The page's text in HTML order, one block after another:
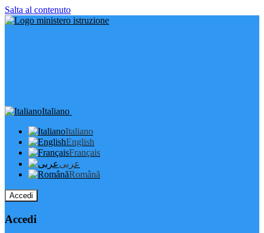
Salta al contenuto
Italiano
Italiano
English
Français
عربى
Română
Accedi
Accedi